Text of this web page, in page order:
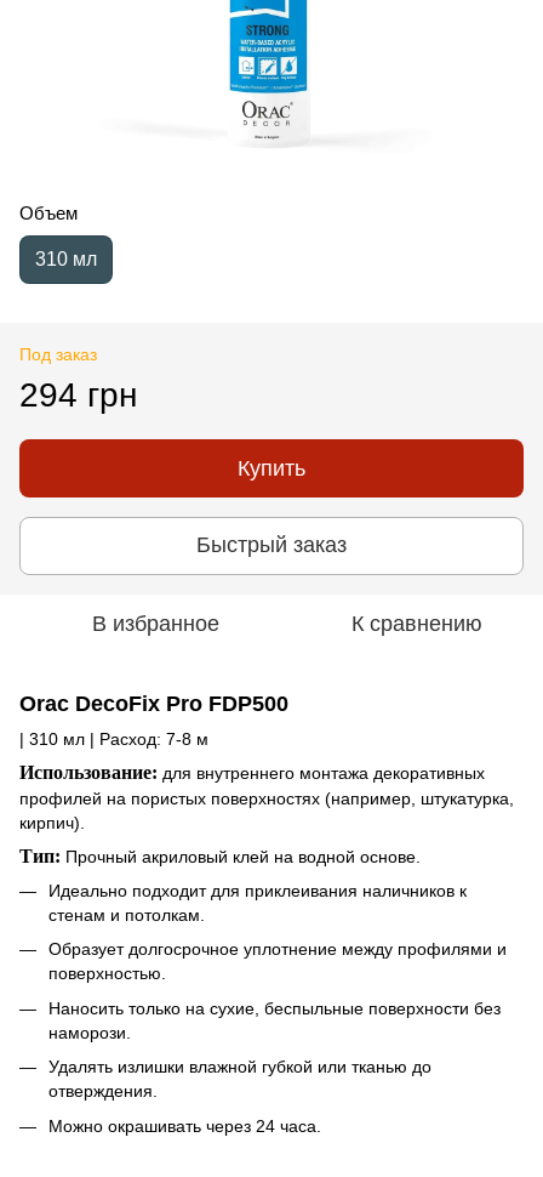
Объем
310 мл
Под заказ
294 грн
Купить
Быстрый заказ
В избранное К сравнению
Orac DecoFix Pro FDP500
| 310 мл | Расход: 7-8 м
Использование: для внутреннего монтажа декоративных
профилей на пористых поверхностях (например, штукатурка,
кирпич).
Тип: Прочный акриловый клей на водной основе.
Идеально подходит для приклеивания наличников к
стенам и потолкам.
Образует долгосрочное уплотнение между профилями и
поверхностью.
Наносить только на сухие, беспыльные поверхности без
наморози.
Удалять излишки влажной губкой или тканью до
отверждения.
Можно окрашивать через 24 часа.